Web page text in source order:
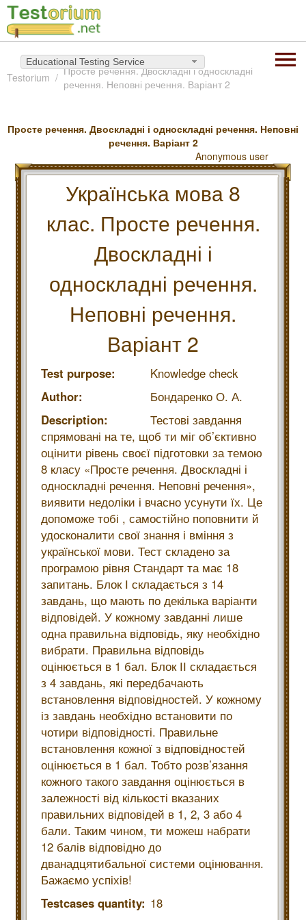
Educational Testing Service
Testorium
Просте речення. Двоскладні і односкладні
речення. Неповні речення. Варіант 2
Просте речення. Двоскладні і односкладні речення. Неповні
речення. Варіант 2
Anonymous user
Українська мова 8
клас. Просте речення.
Двоскладні і
односкладні речення.
Неповні речення.
Варіант 2
Test purpose:
Knowledge check
Author:
Бондаренко О. А.
Description:
Тестові завдання
спрямовані на те, щоб ти міг об’єктивно
оцінити рівень своєї підготовки за темою
8 класу «Просте речення. Двоскладні і
односкладні речення. Неповні речення»,
виявити недоліки і вчасно усунути їх. Це
допоможе тобі , самостійно поповнити й
удосконалити свої знання і вміння з
української мови. Тест складено за
програмою рівня Стандарт та має 18
запитань. Блок І складається з 14
завдань, що мають по декілька варіанти
відповідей. У кожному завданні лише
одна правильна відповідь, яку необхідно
вибрати. Правильна відповідь
оцінюється в 1 бал. Блок ІІ складається
з 4 завдань, які передбачають
встановлення відповідностей. У кожному
із завдань необхідно встановити по
чотири відповідності. Правильне
встановлення кожної з відповідностей
оцінюється в 1 бал. Тобто розв’язання
кожного такого завдання оцінюється в
залежності від кількості вказаних
правильних відповідей в 1, 2, 3 або 4
бали. Таким чином, ти можеш набрати
12 балів відповідно до
дванадцятибальної системи оцінювання.
Бажаємо успіхів!
Testcases quantity: 18